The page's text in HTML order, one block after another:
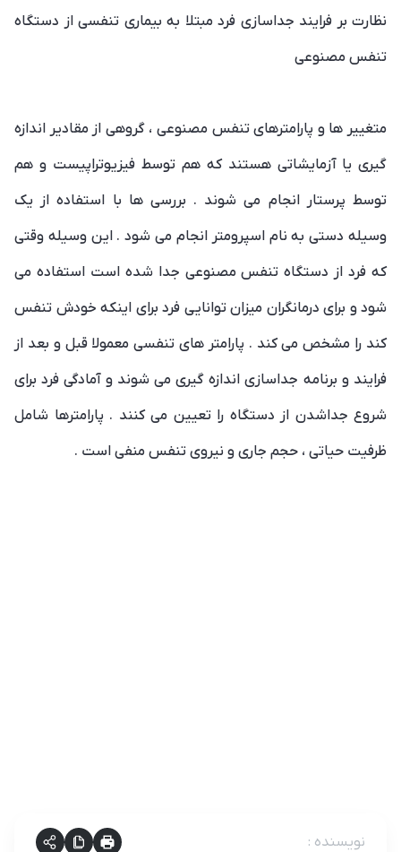
نظارت بر فرایند جداسازی فرد مبتلا به بیماری تنفسی از دستگاه
تنفس مصنوعی
متغییر ها و پارامترهای تنفس مصنوعی ، گروهی از مقادیر اندازه
گیری یا آزمایشاتی هستند که هم توسط فیزیوتراپیست و هم
توسط پرستار انجام می شوند . بررسی ها با استفاده از یک
وسیله دستی به نام اسپرومتر انجام می شود . این وسیله وقتی
که فرد از دستگاه تنفس مصنوعی جدا شده است استفاده می
شود و برای درمانگران میزان توانایی فرد برای اینکه خودش تنفس
کند را مشخص می کند . پارامتر های تنفسی معمولا قبل و بعد از
فرایند و برنامه جداسازی اندازه گیری می شوند و آمادگی فرد برای
شروع جداشدن از دستگاه را تعیین می کنند . پارامترها شامل
ظرفیت حیاتی ، حجم جاری و نیروی تنفس منفی است .
نویسنده :